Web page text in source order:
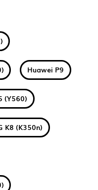
Huawei P9
(Y560)
K8 (K350n)